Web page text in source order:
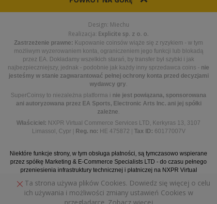
Design: Miechu
Realizacja: Explicite sp. z o. o.
Zastrzeżenie prawne: Kupowanie coinsów wiąże się z ryzykiem - w tym
możliwym wyzerowaniem konta, ograniczeniem jego funkcji lub blokadą
przez EA. Dokładamy wszelkich starań, by transfer był szybki i jak
najbezpieczniejszy, jednak - podobnie jak każdy inny sprzedawca coins - nie
jesteśmy w stanie zagwarantować pełnej ochrony konta przed decyzjami
wydawcy gry.
SuperCoinsy to niezależna platforma i nie jest powiązana, sponsorowana
ani autoryzowana przez EA Sports, Electronic Arts Inc. ani jej spółki
zależne.
Właściciel: NXPR Virtual Commerce Services LTD, Kerkyras 13, 3107
Limassol, Cypr
Reg. no: HE 475872 Tax ID: 60177007V
Niektóre funkcje strony, w tym obsługa płatności, są tymczasowo wspierane
przez spółkę Marketing & E-Commerce Specialists LTD - do czasu pełnego
przeniesienia infrastruktury technicznej i płatniczej na NXPR Virtual
Ta strona używa plików Cookies. Dowiedz się więcej o celu
ich używania i możliwości zmiany ustawień Cookies w